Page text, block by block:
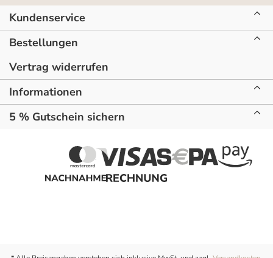
Kundenservice
Bestellungen
Vertrag widerrufen
Informationen
5 % Gutschein sichern